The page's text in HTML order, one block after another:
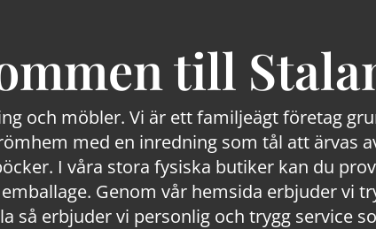
till
och möbler. Vi är ett familjeägt företag
med en inredning som tål att ärvas
I våra stora fysiska butiker kan du
Genom vår hemsida erbjuder vi
så erbjuder vi personlig och trygg service